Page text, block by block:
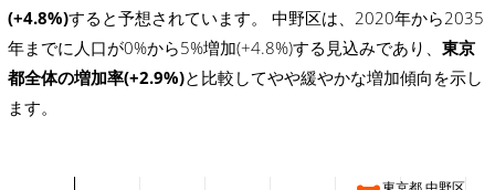
(+4.8%)すると予想されています。 中野区は、2020年から2035
年までに人口が0%から5%増加(+4.8%)する見込みであり、 東京
都全体の増加率(+2.9%)と比較してやや緩やかな増加傾向を示し
ます。